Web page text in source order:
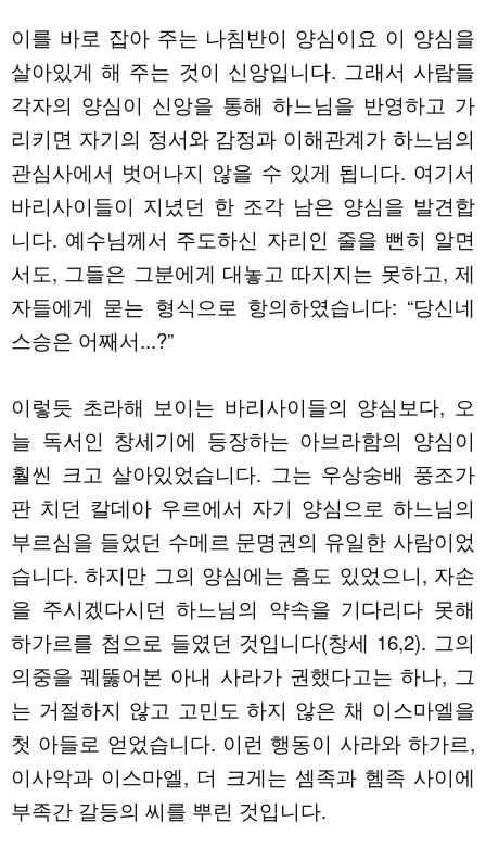
이를 바로 잡아 주는 나침반이 양심이요 이 양심을
살아있게 해 주는 것이 신앙입니다. 그래서 사람들
각자의 양심이 신앙을 통해 하느님을 반영하고 가
리키면 자기의 정서와 감정과 이해관계가 하느님의
관심사에서 벗어나지 않을 수 있게 됩니다. 여기서
바리사이들이 지녔던 한 조각 남은 양심을 발견합
니다. 예수님께서 주도하신 자리인 줄을 뻔히 알면
서도, 그들은 그분에게 대놓고 따지지는 못하고, 제
자들에게 묻는 형식으로 항의하였습니다: “당신네
스승은 어째서...?”
이렇듯 초라해 보이는 바리사이들의 양심보다, 오
늘 독서인 창세기에 등장하는 아브라함의 양심이
훨씬 크고 살아있었습니다. 그는 우상숭배 풍조가
판 치던 칼데아 우르에서 자기 양심으로 하느님의
부르심을 들었던 수메르 문명권의 유일한 사람이었
습니다. 하지만 그의 양심에는 흠도 있었으니, 자손
을 주시겠다시던 하느님의 약속을 기다리다 못해
하가르를 첩으로 들였던 것입니다(창세 16,2). 그의
의중을 꿰뚫어본 아내 사라가 권했다고는 하나, 그
는 거절하지 않고 고민도 하지 않은 채 이스마엘을
첫 아들로 얻었습니다. 이런 행동이 사라와 하가르,
이사악과 이스마엘, 더 크게는 셈족과 헴족 사이에
부족간 갈등의 씨를 뿌린 것입니다.